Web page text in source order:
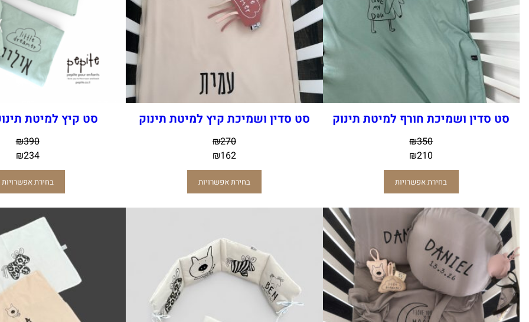
סט סדין ושמיכת חורף למיטת תינוק
₪350
₪210
בחירת אפשרויות
סט סדין ושמיכת קיץ למיטת תינוק
₪270
₪162
בחירת אפשרויות
סט קיץ למיטת
₪390
₪234
בחירת אפשרויות